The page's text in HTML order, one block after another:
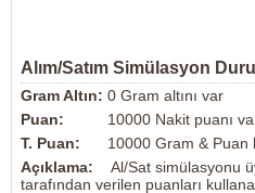
Alım/Satım Simülasyon
Gram Altın: 0 Gram altını var
Puan:
10000 Nakit puanı
T. Puan:
10000 Gram & Puan
Açıklama:
Al/Sat simülasyonu
tarafından verilen puanları